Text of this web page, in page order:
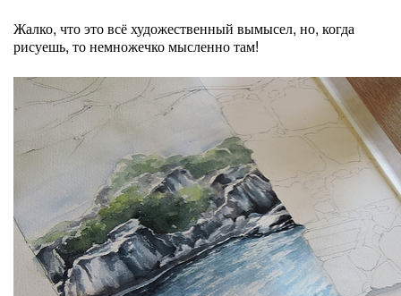
Жалко, что это всё художественный вымысел, но, когда
рисуешь, то немножечко мысленно там!